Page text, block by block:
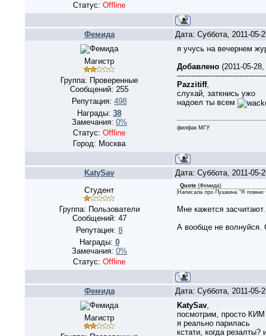
Статус: Offline
Фемида Дата: Суббота, 2011-
Магистр
Группа: Проверенные
Сообщений: 255
Репутация: 498
Награды: 38
Замечания: 0%
Статус: Offline
Город: Москва
я учусь на вечернем
Добавлено (2011-05-
Pazzitiff,
слухай, заткнись ужо
надоел ты всем
филфак МГУ
KatySav Дата: Суббота, 2011-
Студент
Группа: Пользователи
Сообщений: 47
Репутация: 8
Награды: 0
Замечания: 0%
Статус: Offline
Quote (Фемида)
Написала про Пушкина "Я помню
Мне кажется
А вообще не волнуйся.
Фемида Дата: Суббота, 2011-
Магистр
KatySav,
посмотрим, просто КИМ
я реально парилась
кстати, когда резалты?